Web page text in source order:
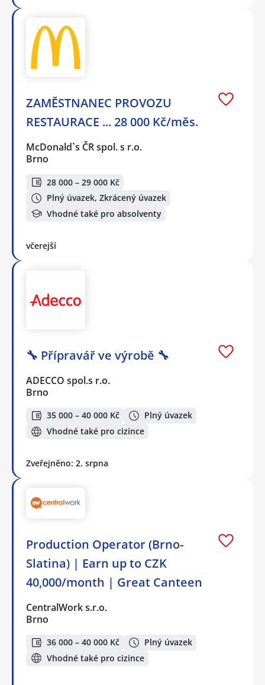
ZAMĚSTNANEC PROVOZU
RESTAURACE ... 28 000 Kč/měs.
McDonald`s ČR spol. s r.o.
Brno
28 000 – 29 000 Kč
Plný úvazek, Zkrácený úvazek
Vhodné také pro absolventy
včerejší
🔧 Přípravář ve výrobě 🔧
ADECCO spol.s r.o.
Brno
35 000 – 40 000 Kč
Plný úvazek
Vhodné také pro cizince
Zveřejněno: 2. srpna
Production Operator (Brno-
Slatina) | Earn up to CZK
40,000/month | Great Canteen
CentralWork s.r.o.
Brno
36 000 – 40 000 Kč
Plný úvazek
Vhodné také pro cizince